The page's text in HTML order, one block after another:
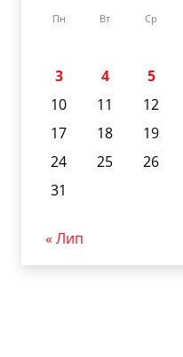
Пн Вт Ср
3
4 5
10
11 12
17
18 19
24
25 26
31
« Лип